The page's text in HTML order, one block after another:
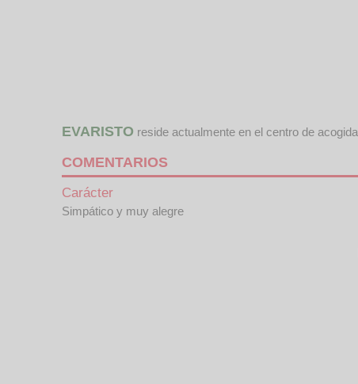
EVARISTO reside actualmente en el centro de acogida
COMENTARIOS
Carácter
Simpático y muy alegre